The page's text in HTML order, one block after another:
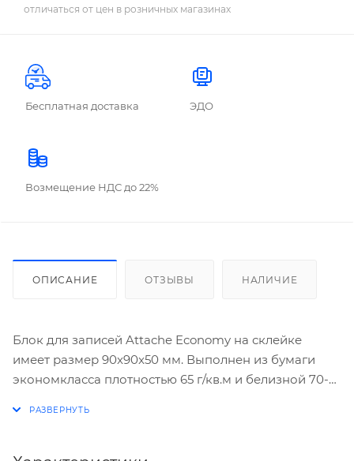
отличаться от цен в розничных магазинах
Бесплатная доставка ЭДО
Возмещение НДС до 22%
ОПИСАНИЕ ОТЗЫВЫ НАЛИЧИЕ
Блок для записей Attache Economy на склейке
имеет размер 90x90x50 мм. Выполнен из бумаги
экономкласса плотностью 65 г/кв.м и белизной 70-